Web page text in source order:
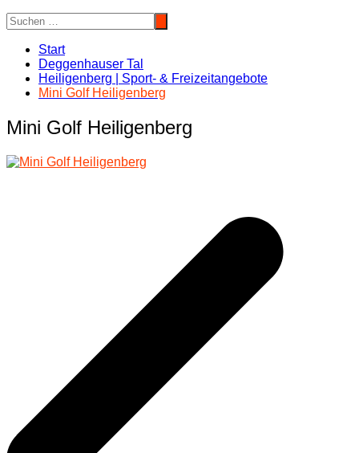
Start
Deggenhauser Tal
Heiligenberg | Sport- & Freizeitangebote
Mini Golf Heiligenberg
Mini Golf Heiligenberg